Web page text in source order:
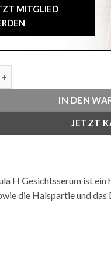
MITGLIED
IN DEN
JETZT
H Gesichtsserum ist
die Halspartie und das